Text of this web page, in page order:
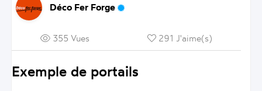
Déco Fer Forge
355 Vues 291 J'aime(s)
Exemple de portails